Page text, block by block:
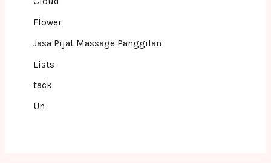
Flower
Jasa Pijat Massage Panggilan
Lists
tack
Un